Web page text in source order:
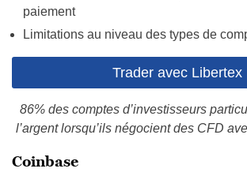
paiement
Limitations au niveau des types de
Trader avec Libertex
86% des comptes d’investisseurs
l’argent lorsqu’ils négocient des CFD
Coinbase